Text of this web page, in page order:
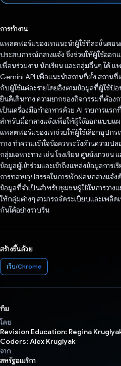
การทำงาน
แพลตฟอร์มของเราแนะนำผู้ใช้ทีละขั้นตอ
ประสบการณ์กลางแจ้ง ซึ่งช่วยให้ผู้ใช้ออ
เพื่อนร่วมงาน นักเรียน และกลุ่มอื่นๆ ได้ แ
Gemini API เพื่อแนะนำสถานที่ตั้ง สถาน
กับผู้ใช้แต่ละรายโดยอิงตามข้อมูลที่ผู้ใช้ป้
ยินดีเดินทาง ความยากของกิจกรรมที่ต้อง
เป็นเครื่องมือทำอาหารด้วย AI รายการแร
สำหรับมื้อกลางแจ้งเพื่อให้ผู้ใช้ออกแบบแผ
แพลตฟอร์มของเราช่วยให้ผู้ใช้เลือกอุปก
ทาง ทำความเข้าใจข้อควรระวังด้านความ
กลุ่มเฉพาะทาง เช่น โรงเรียน ศูนย์เยาวช
ข้อมูลผู้เข้าร่วมและเข้าถึงแหล่งข้อมูลการเ
การทลายอุปสรรคในการพักผ่อนกลางแจ้ง
ข้อมูลที่จำเป็นสำหรับชุมชนผู้ใช้ในการวาง
ให้กลุ่มต่างๆ สามารถจัดระเบียบและเพลิ
กันได้อย่างราบรื่น
สร้างขึ้นด้วย
เว็บ/Chrome
ทีม
โดย
Revision Education: Regina
Coders: Alex Kruglyak
จาก
สหรัฐอเมริกา